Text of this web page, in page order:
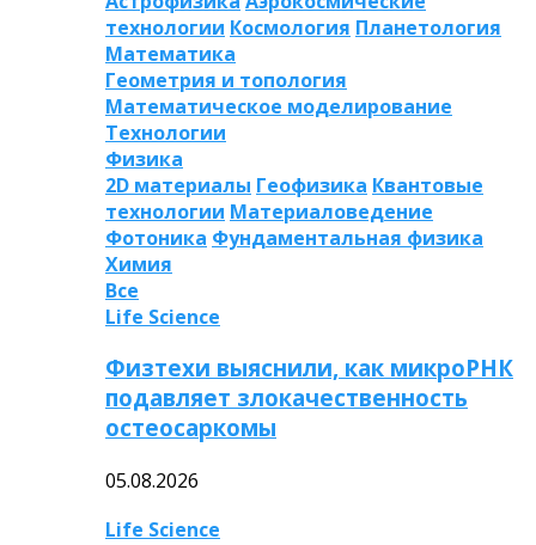
технологии Космология Планетология
Математика
Геометрия и топология
Математическое моделирование
Технологии
Физика
2D материалы Геофизика Квантовые
технологии Материаловедение
Фотоника Фундаментальная физика
Химия
Все
Life Science
Физтехи выяснили, как микроРНК
подавляет злокачественность
остеосаркомы
05.08.2026
Life Science